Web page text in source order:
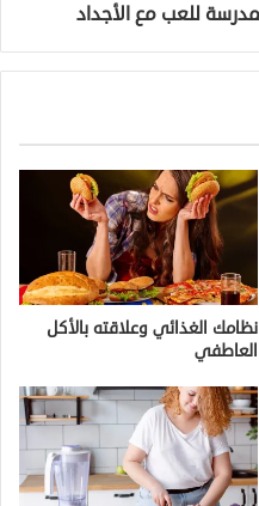
نظامك الغذائي وعلاقته بالأكل
العاطفي